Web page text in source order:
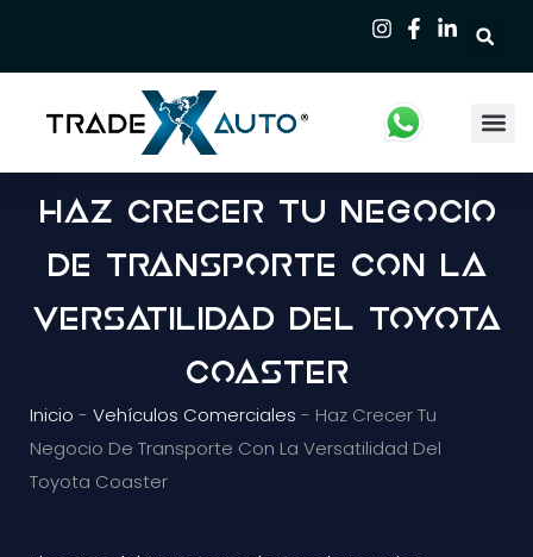
Haz Crecer Tu Negocio
De Transporte Con La
Versatilidad Del Toyota
Coaster
Inicio - Vehículos Comerciales - Haz Crecer Tu
Negocio De Transporte Con La Versatilidad Del
Toyota Coaster